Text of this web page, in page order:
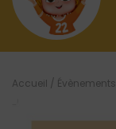
Accueil / Évènements